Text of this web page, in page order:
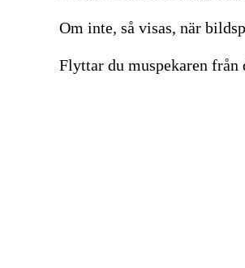
Om inte, så visas, när
Flyttar du muspekaren